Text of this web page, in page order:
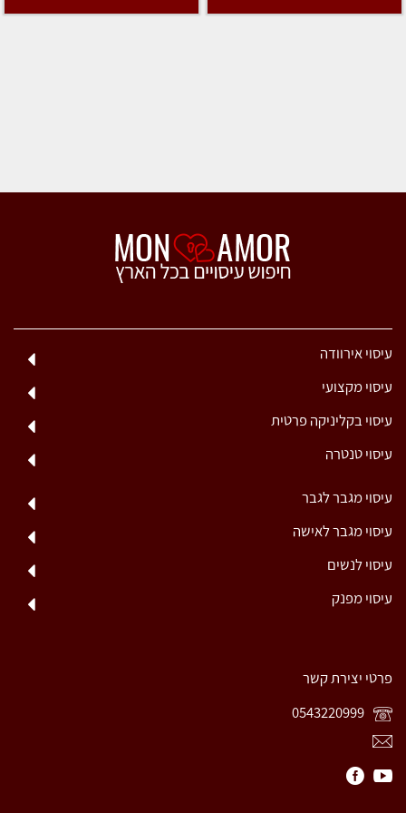
עיסוי אירוודה
עיסוי מקצועי
עיסוי בקליניקה פרטית
עיסוי טנטרה
עיסוי מגבר לגבר
עיסוי מגבר לאישה
עיסוי לנשים
עיסוי מפנק
פרטי יצירת קשר